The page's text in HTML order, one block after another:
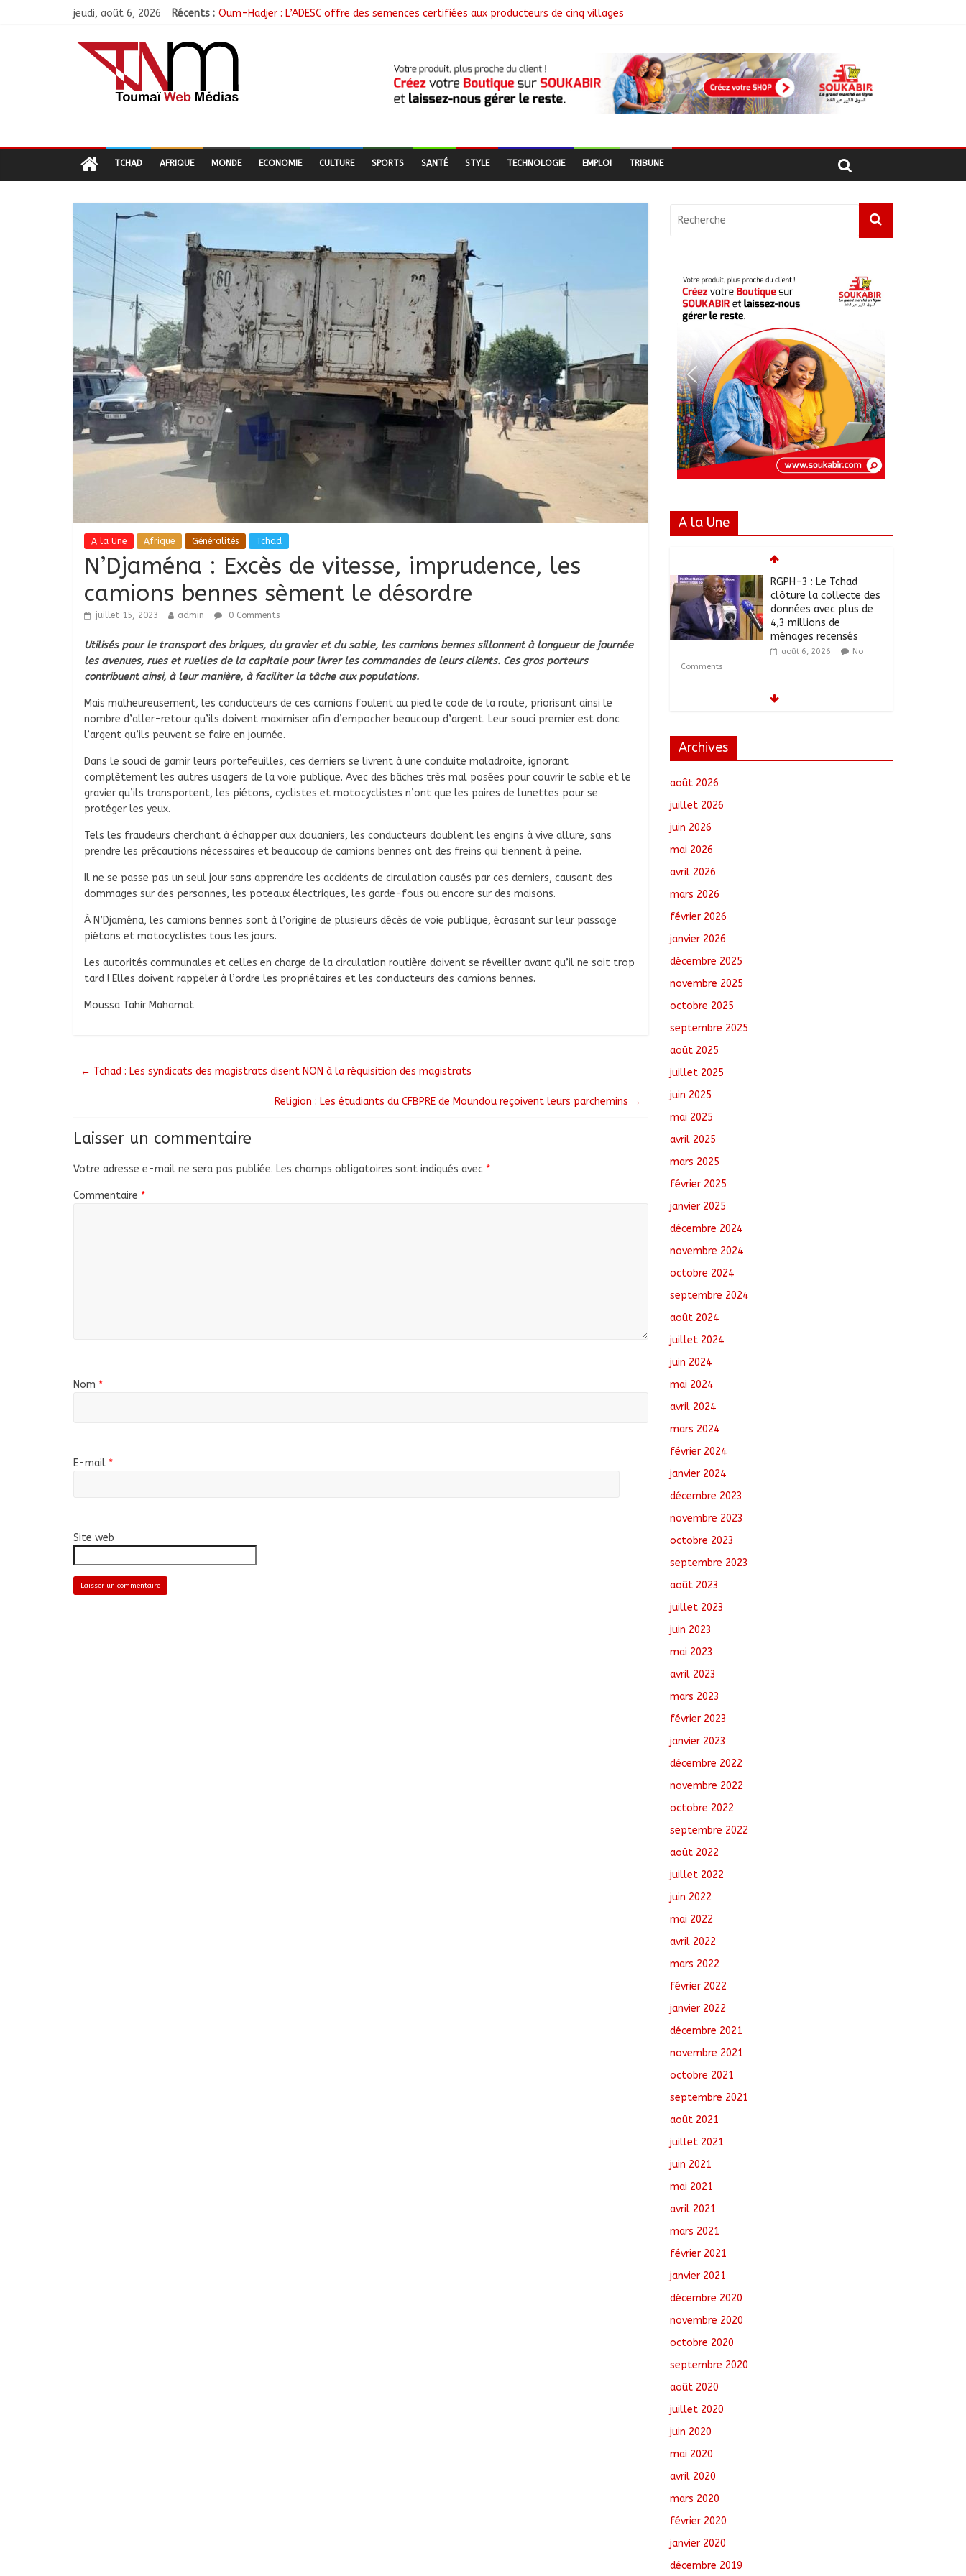
jeudi, août 6, 2026 Récents : Oum-Hadjer : L’ADESC offre des semences certifiées aux producteurs de cinq villages
Tchad–Égypte : La Commission mixte relance les grands chantiers de coopération
Coopération aérienne : Air France salue les progrès du Tchad en matière de sûreté
Nigeria : 308 otages libérés lors d’une vaste opération de sauvetage
TCHAD AFRIQUE MONDE ECONOMIE CULTURE SPORTS SANTÉ STYLE TECHNOLOGIE EMPLOI TRIBUNE
A la Une Afrique Généralités Tchad
N’Djaména : Excès de vitesse, imprudence, les
camions bennes sèment le désordre
juillet 15, 2023 admin 0 Comments
Utilisés pour le transport des briques, du gravier et du sable, les camions bennes sillonnent à longueur de journée
les avenues, rues et ruelles de la capitale pour livrer les commandes de leurs clients. Ces gros porteurs
contribuent ainsi, à leur manière, à faciliter la tâche aux populations.
Mais malheureusement, les conducteurs de ces camions foulent au pied le code de la route, priorisant ainsi le
nombre d’aller-retour qu’ils doivent maximiser afin d’empocher beaucoup d’argent. Leur souci premier est donc
l’argent qu’ils peuvent se faire en journée.
Dans le souci de garnir leurs portefeuilles, ces derniers se livrent à une conduite maladroite, ignorant
complètement les autres usagers de la voie publique. Avec des bâches très mal posées pour couvrir le sable et le
gravier qu’ils transportent, les piétons, cyclistes et motocyclistes n’ont que les paires de lunettes pour se
protéger les yeux.
Tels les fraudeurs cherchant à échapper aux douaniers, les conducteurs doublent les engins à vive allure, sans
prendre les précautions nécessaires et beaucoup de camions bennes ont des freins qui tiennent à peine.
Il ne se passe pas un seul jour sans apprendre les accidents de circulation causés par ces derniers, causant des
dommages sur des personnes, les poteaux électriques, les garde-fous ou encore sur des maisons.
À N’Djaména, les camions bennes sont à l’origine de plusieurs décès de voie publique, écrasant sur leur passage
piétons et motocyclistes tous les jours.
Les autorités communales et celles en charge de la circulation routière doivent se réveiller avant qu’il ne soit trop
tard ! Elles doivent rappeler à l’ordre les propriétaires et les conducteurs des camions bennes.
Moussa Tahir Mahamat
← Tchad : Les syndicats des magistrats disent NON à la réquisition des magistrats
Religion : Les étudiants du CFBPRE de Moundou reçoivent leurs parchemins →
Laisser un commentaire
Votre adresse e-mail ne sera pas publiée. Les champs obligatoires sont indiqués avec *
Commentaire *
Nom *
E-mail *
Site web
A la Une
RGPH-3 : Le Tchad
clôture la collecte des
données avec plus de
4,3 millions de
ménages recensés
août 6, 2026
No
Comments
Tchad–Égypte : La
Comments
Archives
août 2026
juillet 2026
juin 2026
mai 2026
avril 2026
mars 2026
février 2026
janvier 2026
décembre 2025
novembre 2025
octobre 2025
septembre 2025
août 2025
juillet 2025
juin 2025
mai 2025
avril 2025
mars 2025
février 2025
janvier 2025
décembre 2024
novembre 2024
octobre 2024
septembre 2024
août 2024
juillet 2024
juin 2024
mai 2024
avril 2024
mars 2024
février 2024
janvier 2024
décembre 2023
novembre 2023
octobre 2023
septembre 2023
août 2023
juillet 2023
juin 2023
mai 2023
avril 2023
mars 2023
février 2023
janvier 2023
décembre 2022
novembre 2022
octobre 2022
septembre 2022
août 2022
juillet 2022
juin 2022
mai 2022
avril 2022
mars 2022
février 2022
janvier 2022
décembre 2021
novembre 2021
octobre 2021
septembre 2021
août 2021
juillet 2021
juin 2021
mai 2021
avril 2021
mars 2021
février 2021
janvier 2021
décembre 2020
novembre 2020
octobre 2020
septembre 2020
août 2020
juillet 2020
juin 2020
mai 2020
avril 2020
mars 2020
février 2020
janvier 2020
décembre 2019